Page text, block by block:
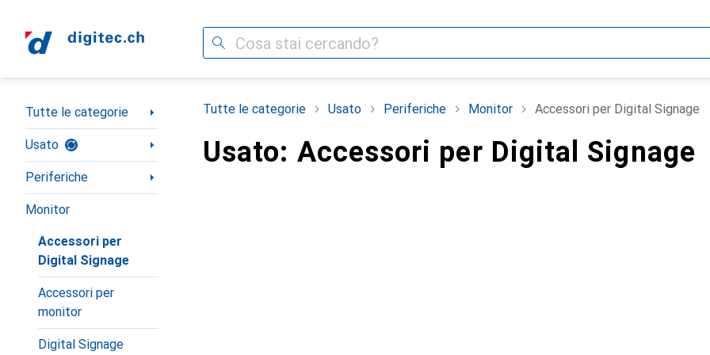
Cerca
Categoria Navigazione
Tutte le categorie
Usato
Periferiche
Monitor
Accessori per
Digital Signage
Accessori per
monitor
Digital Signage
Tutte le categorie Usato Periferiche Monitor Accessori per Digital Signage
Usato: Accessori per Digital Signage